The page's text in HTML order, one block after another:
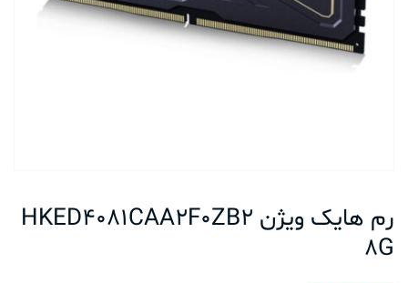
رم هایک ویژن HKED4081CAA2F0ZB2
8G